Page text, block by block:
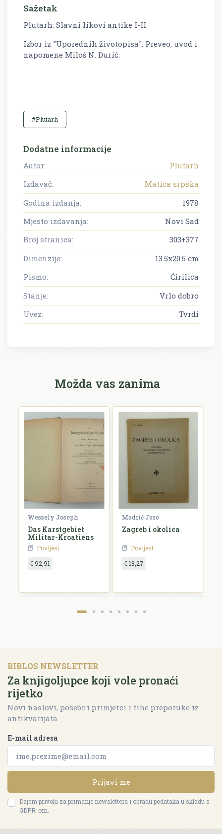
Sažetak
Plutarh: Slavni likovi antike I-II
Izbor iz "Uporednih životopisa". Preveo, uvod i
napomene Miloš N. Đurić.
#Plutarh
Dodatne informacije
Autor:
Plutarh
Izdavač:
Matica srpska
Godina izdanja:
1978
Mjesto izdavanja:
Novi Sad
Broj stranica:
303+377
Dimenzije:
13.5x20.5 cm
Pismo:
Ćirilica
Stanje:
Vrlo dobro
Uvez:
Tvrdi
Možda vas zanima
Wessely Joseph
Das Karstgebiet
Militar-Kroatiens
Povijest
€ 92,91
Modrić Joso
Zagreb i okolica
Povijest
€ 13,27
BIBLOS NEWSLETTER
Za knjigoljupce koji vole pronaći
rijetko
Novi naslovi, posebni primjerci i tihe preporuke iz
antikvarijata.
E-mail adresa
Prijavi me
Dajem privolu za primanje newslettera i obradu podataka u skladu s
GDPR-om.